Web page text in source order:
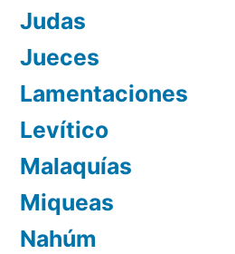
Judas
Jueces
Lamentaciones
Levítico
Malaquías
Miqueas
Nahúm